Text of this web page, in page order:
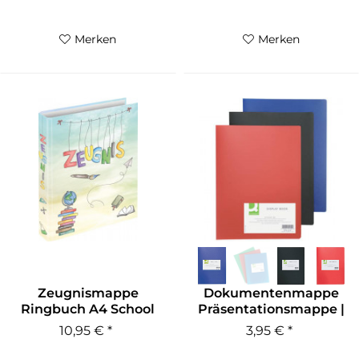
Merken Merken
Zeugnismappe
Ringbuch A4 School
Motiv
10,95 € *
Dokumentenmappe
Präsentationsmappe |
20 Hüllen
3,95 € *